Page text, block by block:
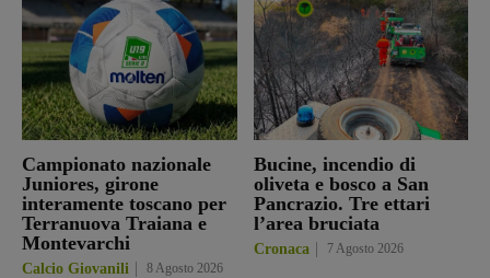
Campionato nazionale
Juniores, girone
interamente toscano per
Terranuova Traiana e
Montevarchi
Calcio Giovanili 8 Agosto 2026
Bucine, incendio di
oliveta e bosco a San
Pancrazio. Tre ettari
l’area bruciata
Cronaca 7 Agosto 2026